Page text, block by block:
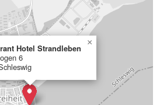
Hotel Strandleben
6
×